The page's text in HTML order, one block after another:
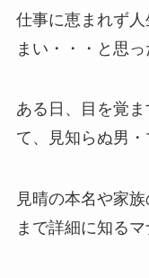
仕事に恵まれず
まい・・・と思
ある日、目を覚
て、見知らぬ男
見晴の本名や家
まで詳細に知るマ